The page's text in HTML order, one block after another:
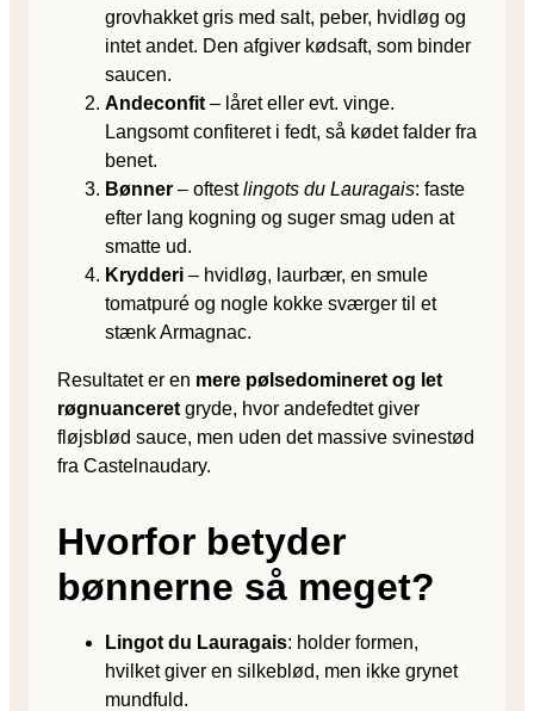
grovhakket gris med salt, peber, hvidløg og
intet andet. Den afgiver kødsaft, som binder
saucen.
Andeconfit – låret eller evt. vinge.
Langsomt confiteret i fedt, så kødet falder fra
benet.
Bønner – oftestlingots du Lauragais: faste
efter lang kogning og suger smag uden at
smatte ud.
Krydderi – hvidløg, laurbær, en smule
tomatpuré og nogle kokke sværger til et
stænk Armagnac.
Resultatet er en mere pølse­domineret og let
røg­nuanceret gryde, hvor andefedtet giver
fløjsblød sauce, men uden det massive svine­stød
fra Castelnaudary.
Hvorfor betyder
bønnerne så meget?
Lingot du Lauragais: holder formen,
hvilket giver en silkeblød, men ikke grynet
mundfuld.